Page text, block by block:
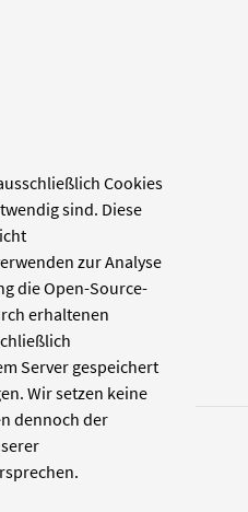
Cookies
sind. Diese
zur Analyse
die Open-Source-
erhaltenen
Server gespeichert
Wir setzen keine
dennoch der